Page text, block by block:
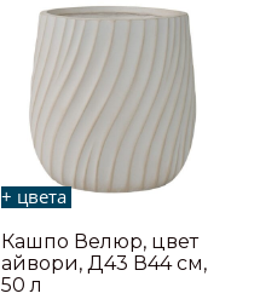
+ цвета
Кашпо Велюр, цвет
айвори, Д43 В44 см,
50 л